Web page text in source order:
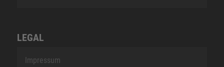
LEGAL
Impressum